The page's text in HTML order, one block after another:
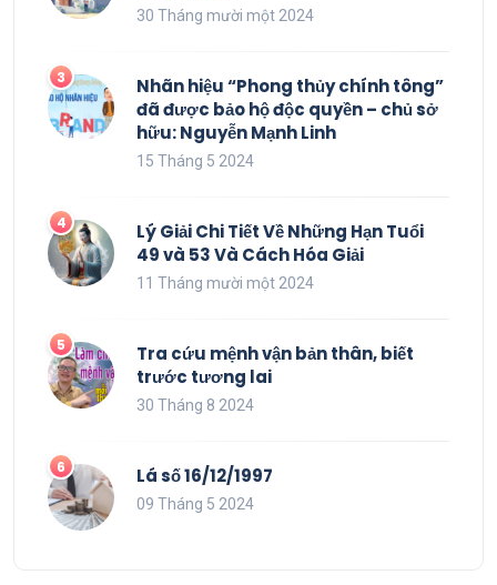
30 Tháng mười một 2024
Nhãn hiệu “Phong thủy chính tông”
đã được bảo hộ độc quyền – chủ sở
hữu: Nguyễn Mạnh Linh
15 Tháng 5 2024
Lý Giải Chi Tiết Về Những Hạn Tuổi
49 và 53 Và Cách Hóa Giải
11 Tháng mười một 2024
Tra cứu mệnh vận bản thân, biết
trước tương lai
30 Tháng 8 2024
Lá số 16/12/1997
09 Tháng 5 2024